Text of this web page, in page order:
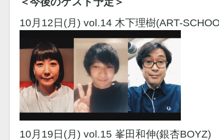
10月12日(月) vol.14 木下理樹(ART-
10月19日(月) vol.15 峯田和伸(銀杏BOYZ)